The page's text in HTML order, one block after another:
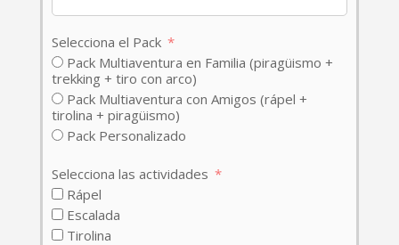
Selecciona el Pack
Pack Multiaventura en Familia (piragüismo +
trekking + tiro con arco)
Pack Multiaventura con Amigos (rápel +
tirolina + piragüismo)
Pack Personalizado
Selecciona las actividades
Rápel
Escalada
Tirolina